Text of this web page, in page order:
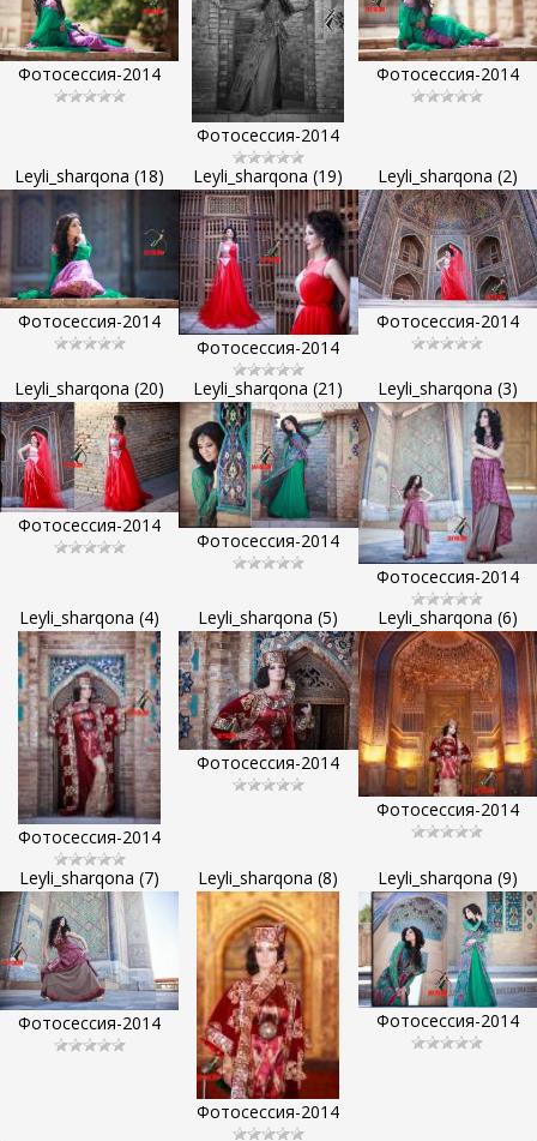
Фотосессия-2014
Фотосессия-2014
Фотосессия-2014
Leyli_sharqona (18)
Фотосессия-2014
Leyli_sharqona (19)
Фотосессия-2014
Leyli_sharqona (2)
Фотосессия-2014
Leyli_sharqona (20)
Фотосессия-2014
Leyli_sharqona (21)
Фотосессия-2014
Leyli_sharqona (3)
Фотосессия-2014
Leyli_sharqona (4)
Фотосессия-2014
Leyli_sharqona (5)
Фотосессия-2014
Leyli_sharqona (6)
Фотосессия-2014
Leyli_sharqona (7)
Фотосессия-2014
Leyli_sharqona (8)
Фотосессия-2014
Leyli_sharqona (9)
Фотосессия-2014